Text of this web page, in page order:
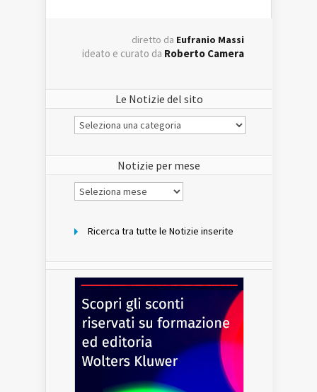
diretto da Eufranio Massi
ideato e curato da Roberto Camera
Le Notizie del sito
Le
Notizie
Notizie per mese
Notizie
per
Ricerca tra tutte le Notizie inserite